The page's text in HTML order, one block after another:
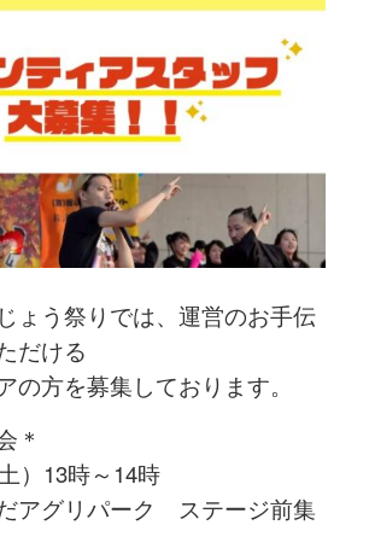
ょう祭りでは、運営のお手伝
だける
の方を募集しております。
＊
）13時～14時
アグリパーク ステージ前集